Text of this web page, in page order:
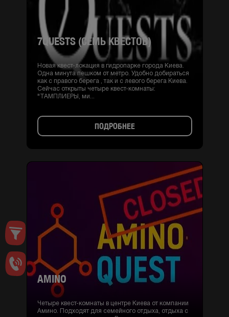
7QUESTS (СЕМЬ КВЕСТОВ)
Новая квест-локация в гидропарке города Киева.
Одна минута пешком от метро. Удобно добираться
как с правого берега , так и с левого берега Киева.
Сейчас открыты четыре квест-комнаты:
"ТАМПЛИЕРЫ, ми...
ПОДРОБНЕЕ
AMINO
Четыре квест-комнаты в центре Киева от компании
Амино. Подходят для семейного отдыха, отдыха с